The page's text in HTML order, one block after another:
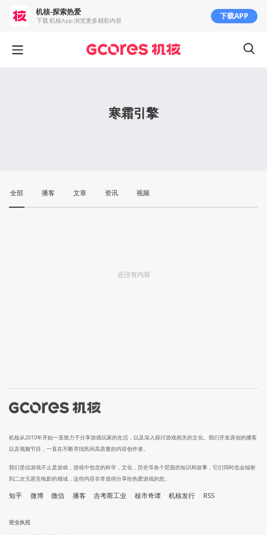
寒霜引擎
全部 播客 文章 资讯 视频
还没有内容
机核从2010年开始一直致力于分享游戏玩家的生活，以及深入探讨游戏相关的文化。我们开发原创的播客
以及视频节目，一直在不断寻找民间高质量的内容创作者。
我们坚信游戏不止是游戏，游戏中包含的科学，文化，历史等各个层面的知识和故事，它们同时也会辐射
到二次元甚至电影的领域，这些内容非常值得分享给热爱游戏的您。
知乎 微博 微信 播客 吉考斯工业 核市奇谭 机核发行 RSS
营业执照
机核-探索热爱
下载 机核App 浏览更多精彩内容 下载APP